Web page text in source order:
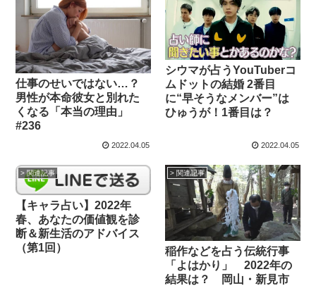
仕事のせいではない…？
男性が本命彼女と別れた
くなる「本当の理由」
#236
2022.04.05
シウマが占うYouTuberコ
ムドットの結婚 2番目
に“早そうなメンバー”は
ひゅうが！1番目は？
2022.04.05
> 関連記事
【キャラ占い】2022年
春、あなたの価値観を診
断＆新生活のアドバイス
（第1回）
> 関連記事
稲作などを占う伝統行事
「よはかり」 2022年の
結果は？ 岡山・新見市